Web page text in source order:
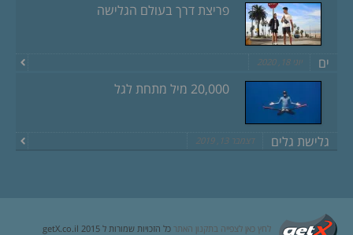
פריצת דרך בעולם הגלישה
ים יוני 18, 2020
20,000 מיל מתחת לגל
גלישת גלים דצמבר 13, 2019
לחץ כאן לצפייה בתקנון האתר כל הזכויות שמורות ל getX.co.il 2015